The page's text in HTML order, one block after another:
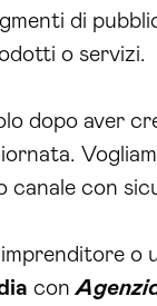
di
o servizi.
dopo aver
canale con
o
con